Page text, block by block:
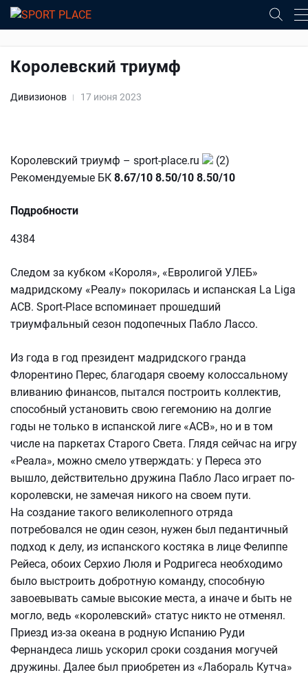
Королевский триумф
Дивизионов 17 июня 2023
Королевский триумф – sport-place.ru
(2)
Рекомендуемые БК 8.67/10 8.50/10 8.50/10
Подробности
4384
Следом за кубком «Короля», «Евролигой УЛЕБ»
мадридскому «Реалу» покорилась и испанская La Liga
ACB. Sport-Place вспоминает прошедший
триумфальный сезон подопечных Пабло Лассо.
Из года в год президент мадридского гранда
Флорентино Перес, благодаря своему колоссальному
вливанию финансов, пытался построить коллектив,
способный установить свою гегемонию на долгие
годы не только в испанской лиге «ACB», но и в том
числе на паркетах Старого Света. Глядя сейчас на игру
«Реала», можно смело утверждать: у Переса это
вышло, действительно дружина Пабло Ласо играет по-
королевски, не замечая никого на своем пути.
На создание такого великолепного отряда
потребовался не один сезон, нужен был педантичный
подход к делу, из испанского костяка в лице Фелиппе
Рейеса, обоих Серхио Люля и Родригеса необходимо
было выстроить добротную команду, способную
завоевывать самые высокие места, а иначе и быть не
могло, ведь «королевский» статус никто не отменял.
Приезд из-за океана в родную Испанию Руди
Фернандеса лишь ускорил сроки создания могучей
дружины. Далее был приобретен из «Лабораль Кутча»